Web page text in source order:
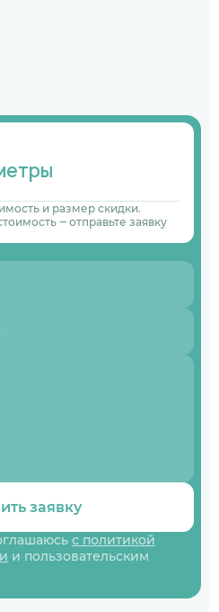
и размер скидки.
‒ отправьте заявку
заявку
с политикой
и пользовательским